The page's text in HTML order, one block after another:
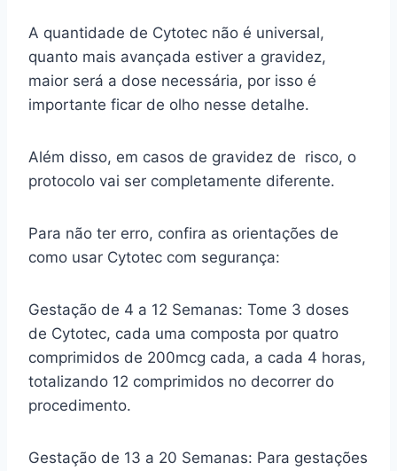
A quantidade de Cytotec não é universal,
quanto mais avançada estiver a gravidez,
maior será a dose necessária, por isso é
importante ficar de olho nesse detalhe.
Além disso, em casos de gravidez de risco, o
protocolo vai ser completamente diferente.
Para não ter erro, confira as orientações de
como usar Cytotec com segurança:
Gestação de 4 a 12 Semanas: Tome 3 doses
de Cytotec, cada uma composta por quatro
comprimidos de 200mcg cada, a cada 4 horas,
totalizando 12 comprimidos no decorrer do
procedimento.
Gestação de 13 a 20 Semanas: Para gestações